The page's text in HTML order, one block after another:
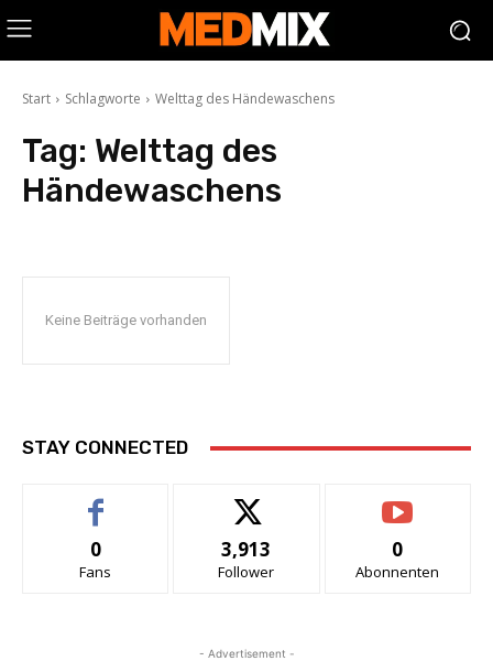
Start Schlagworte Welttag des Händewaschens
Tag: Welttag des
Händewaschens
Keine Beiträge vorhanden
STAY CONNECTED
0
Fans
3,913
Follower
0
Abonnenten
- Advertisement -